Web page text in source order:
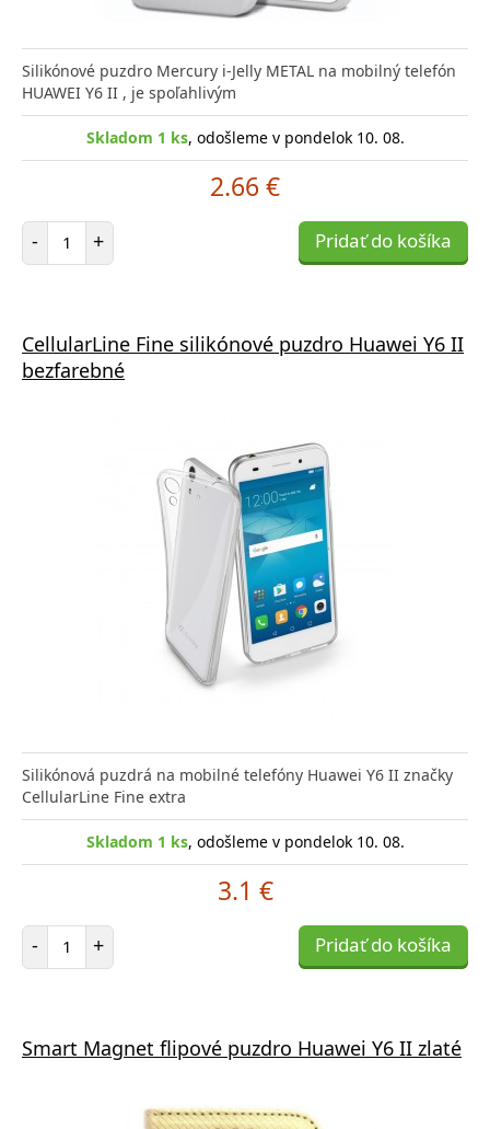
Silikónové puzdro Mercury i-Jelly METAL na mobilný telefón
HUAWEI Y6 II , je spoľahlivým
Skladom 1 ks, odošleme v pondelok 10. 08.
2.66 €
- Počet položiek
+ Pridať do košíka
CellularLine Fine silikónové puzdro Huawei Y6 II
bezfarebné
Silikónová puzdrá na mobilné telefóny Huawei Y6 II značky
CellularLine Fine extra
Skladom 1 ks, odošleme v pondelok 10. 08.
3.1 €
- Počet položiek
+ Pridať do košíka
Smart Magnet flipové puzdro Huawei Y6 II zlaté